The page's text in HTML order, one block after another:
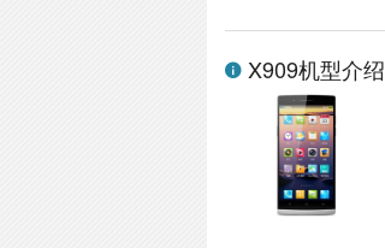
X909机型介绍